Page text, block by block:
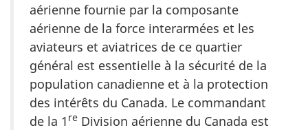
aérienne fournie par la composante
aérienne de la force interarmées et les
aviateurs et aviatrices de ce quartier
général est essentielle à la sécurité de la
population canadienne et à la protection
des intérêts du Canada. Le commandant
de la 1 re Division aérienne du Canada est